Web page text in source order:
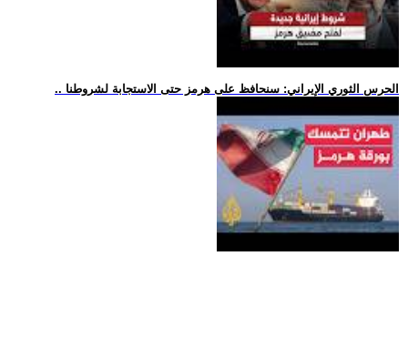
.. الحرس الثوري الإيراني: سنحافظ على هرمز حتى الاستجابة لشروطنا